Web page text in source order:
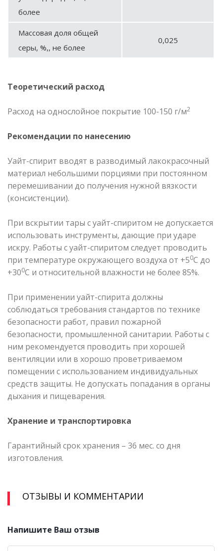
более
Массовая доля общей
серы, %,, не более
0,025
Теоретический расход
Расход на однослойное покрытие 100-150 г/м2
Рекомендации по нанесению
Уайт-спирит вводят в разводимый лакокрасочный
материал небольшими порциями при постоянном
перемешивании до получения нужной вязкости
(консистенции).
При вскрытии тары с уайт-спиритом не допускается
использовать инструменты, дающие при ударе
искру. Работы с уайт-спиритом следует проводить
при температуре окружающего воздуха от +50С до
+300С и относительной влажности не более 85%.
При применении уайт-спирита должны
соблюдаться требования стандартов по технике
безопасности работ, правил пожарной
безопасности, промышленной санитарии. Работы с
ним рекомендуется проводить при хорошей
вентиляции или в хорошо проветриваемом
помещении с использованием индивидуальных
средств защиты. Не допускать попадания в органы
дыхания и пищеварения.
Хранение и транспортировка
Гарантийный срок хранения – 36 мес. со дня
изготовления.
ОТЗЫВЫ И КОММЕНТАРИИ
Напишите Ваш отзыв